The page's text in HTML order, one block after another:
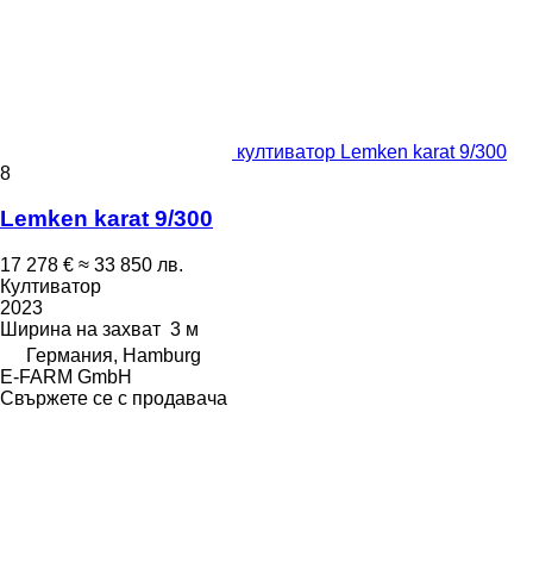
култиватор Lemken karat 9/300
8
Lemken karat 9/300
17 278 € ≈ 33 850 лв.
Култиватор
2023
Ширина на захват 3 м
Германия, Hamburg
E-FARM GmbH
Свържете се с продавача